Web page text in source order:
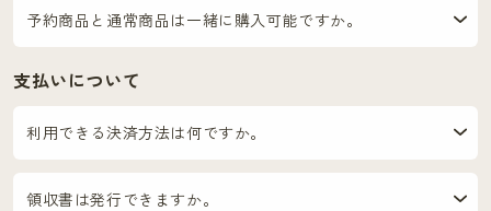
予約商品と通常商品は一緒に購入可能ですか。
支払いについて
利用できる決済方法は何ですか。
領収書は発行できますか。